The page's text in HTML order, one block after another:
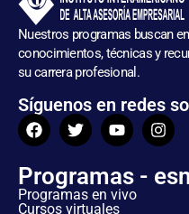
Nuestros programas buscan
conocimientos, técnicas y
su carrera profesional.
Síguenos en redes
Programas -
Programas en vivo
Cursos virtuales